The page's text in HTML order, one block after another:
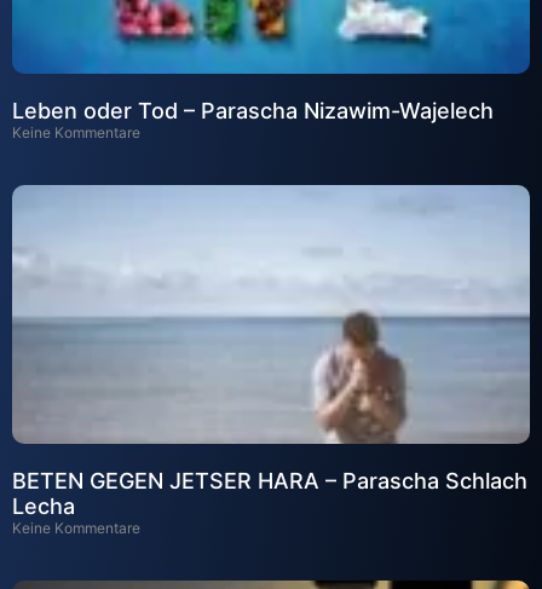
Leben oder Tod – Parascha Nizawim-Wajelech
Keine Kommentare
BETEN GEGEN JETSER HARA – Parascha Schlach
Lecha
Keine Kommentare